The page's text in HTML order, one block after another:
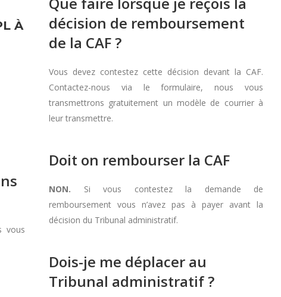
À
vous
décision de remboursement
de la CAF ?
Vous devez contestez cette décision devant la CAF.
Contactez-nous via le formulaire, nous vous
transmettrons gratuitement un modèle de courrier à
leur transmettre.
Doit on rembourser la CAF
NON. Si vous contestez la demande de
remboursement vous n’avez pas à payer avant la
décision du Tribunal administratif.
Dois-je me déplacer au
Tribunal administratif ?